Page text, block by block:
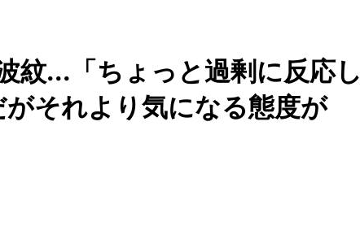
紋...「ちょっと過剰に反応し
それより気になる態度が